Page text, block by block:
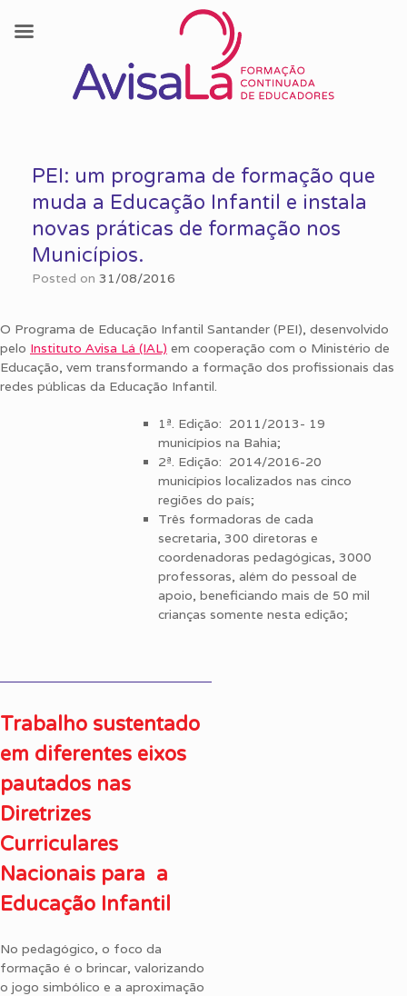
contentPEI: um programa de formação que
muda a Educação Infantil e instala
novas práticas de formação nos
Municípios.
Posted on 31/08/2016
O Programa de Educação Infantil Santander (PEI), desenvolvido
pelo Instituto Avisa Lá (IAL) em cooperação com o Ministério de
Educação, vem transformando a formação dos profissionais das
redes públicas da Educação Infantil.
1ª. Edição: 2011/2013- 19
municípios na Bahia;
2ª. Edição: 2014/2016-20
municípios localizados nas cinco
regiões do país;
Três formadoras de cada
secretaria, 300 diretoras e
coordenadoras pedagógicas, 3000
professoras, além do pessoal de
apoio, beneficiando mais de 50 mil
crianças somente nesta edição;
Trabalho sustentado
em diferentes eixos
pautados nas
Diretrizes
Curriculares
Nacionais para a
Educação Infantil
No pedagógico, o foco da
formação é o brincar, valorizando
o jogo simbólico e a aproximação